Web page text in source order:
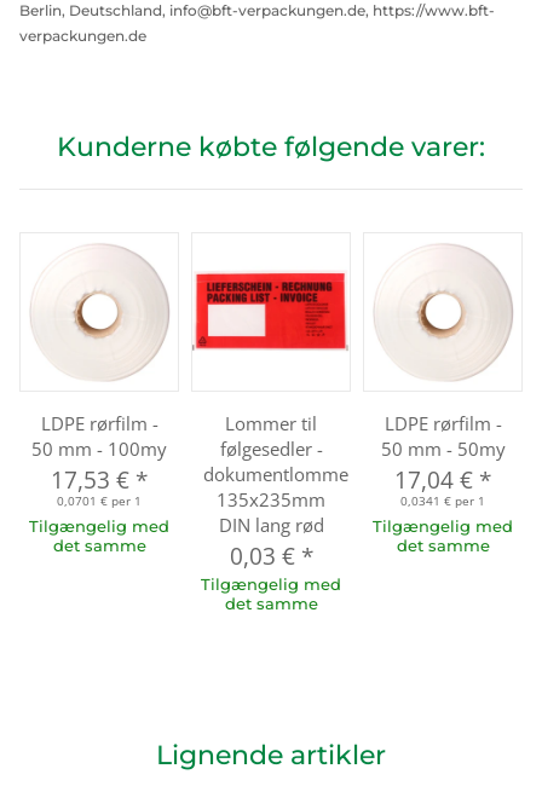
Berlin, Deutschland, info@bft-verpackungen.de, https://www.bft-
verpackungen.de
Kunderne købte følgende varer:
LDPE rørfilm -
50 mm - 100my
17,53 € *
0,0701 € per 1
Tilgængelig med
det samme
Lommer til
følgesedler -
dokumentlomme
135x235mm
DIN lang rød
0,03 € *
Tilgængelig med
det samme
LDPE rørfilm -
50 mm - 50my
17,04 € *
0,0341 € per 1
Tilgængelig med
det samme
Lignende artikler